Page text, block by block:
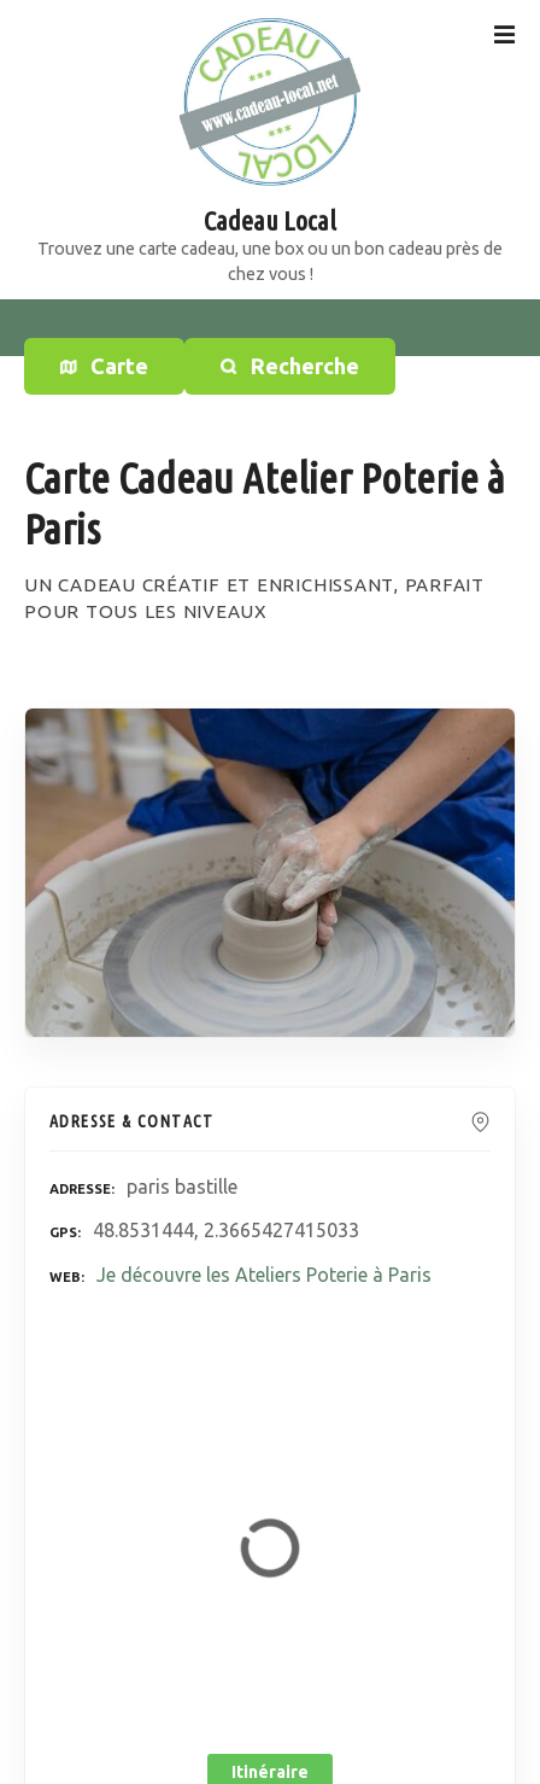
e
t
Cadeau Local
Trouvez une carte cadeau, une box ou un bon cadeau près de
chez vous !
Carte Recherche
Carte Cadeau Atelier Poterie à
Paris
UN CADEAU CRÉATIF ET ENRICHISSANT, PARFAIT
POUR TOUS LES NIVEAUX
ADRESSE & CONTACT
ADRESSE paris bastille
GPS 48.8531444, 2.3665427415033
WEB Je découvre les Ateliers Poterie à Paris
Itinéraire